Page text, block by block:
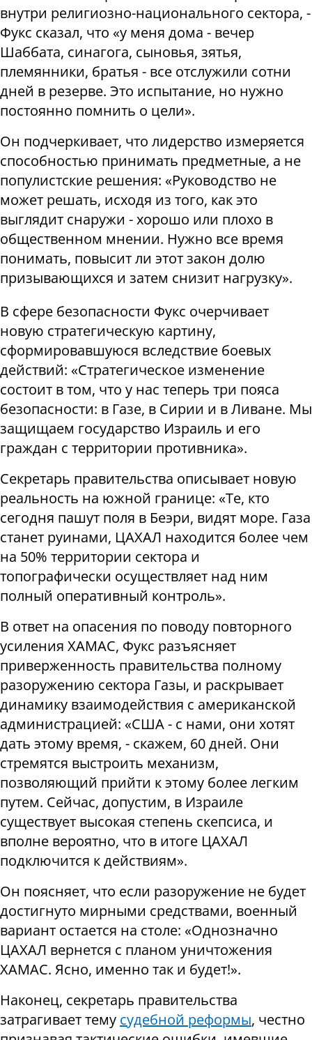
внутри религиозно-национального сектора, -
Фукс сказал, что «у меня дома - вечер
Шаббата, синагога, сыновья, зятья,
племянники, братья - все отслужили сотни
дней в резерве. Это испытание, но нужно
постоянно помнить о цели».
Он подчеркивает, что лидерство измеряется
способностью принимать предметные, а не
популистские решения: «Руководство не
может решать, исходя из того, как это
выглядит снаружи - хорошо или плохо в
общественном мнении. Нужно все время
понимать, повысит ли этот закон долю
призывающихся и затем снизит нагрузку».
В сфере безопасности Фукс очерчивает
новую стратегическую картину,
сформировавшуюся вследствие боевых
действий: «Стратегическое изменение
состоит в том, что у нас теперь три пояса
безопасности: в Газе, в Сирии и в Ливане. Мы
защищаем государство Израиль и его
граждан с территории противника».
Секретарь правительства описывает новую
реальность на южной границе: «Те, кто
сегодня пашут поля в Беэри, видят море. Газа
станет руинами, ЦАХАЛ находится более чем
на 50% территории сектора и
топографически осуществляет над ним
полный оперативный контроль».
В ответ на опасения по поводу повторного
усиления ХАМАС, Фукс разъясняет
приверженность правительства полному
разоружению сектора Газы, и раскрывает
динамику взаимодействия с американской
администрацией: «США - с нами, они хотят
дать этому время, - скажем, 60 дней. Они
стремятся выстроить механизм,
позволяющий прийти к этому более легким
путем. Сейчас, допустим, в Израиле
существует высокая степень скепсиса, и
вполне вероятно, что в итоге ЦАХАЛ
подключится к действиям».
Он поясняет, что если разоружение не будет
достигнуто мирными средствами, военный
вариант остается на столе: «Однозначно
ЦАХАЛ вернется с планом уничтожения
ХАМАС. Ясно, именно так и будет!».
Наконец, секретарь правительства
затрагивает тему судебной реформы, честно